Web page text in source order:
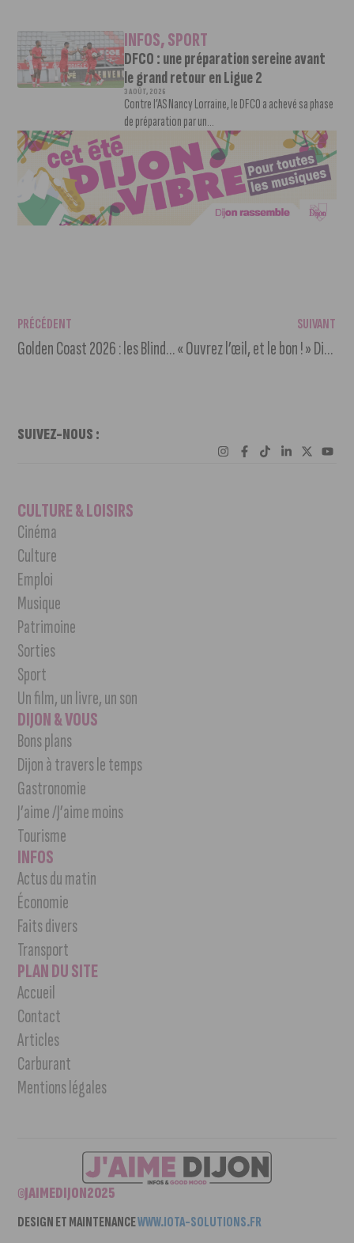
INFOS,SPORT
DFCO : une préparation sereine avant
le grand retour en Ligue 2
3 AOÛT, 2026
Contre l’AS Nancy Lorraine, le DFCO a achevé sa phase
de préparation par un...
PRÉCÉDENT
Golden Coast 2026 : les Blind Pass sont là !
SUIVANT
« Ouvrez l’œil, et le bon ! » Divia relance une campagne sécurité
SUIVEZ-NOUS :
CULTURE & LOISIRS
Cinéma
Culture
Emploi
Musique
Patrimoine
Sorties
Sport
Un film, un livre, un son
DIJON & VOUS
Bons plans
Dijon à travers le temps
Gastronomie
J’aime /J’aime moins
Tourisme
INFOS
Actus du matin
Économie
Faits divers
Transport
PLAN DU SITE
Accueil
Contact
Articles
Carburant
Mentions légales
©JAIMEDIJON2025
DESIGN ET MAINTENANCEWWW.IOTA-SOLUTIONS.FR